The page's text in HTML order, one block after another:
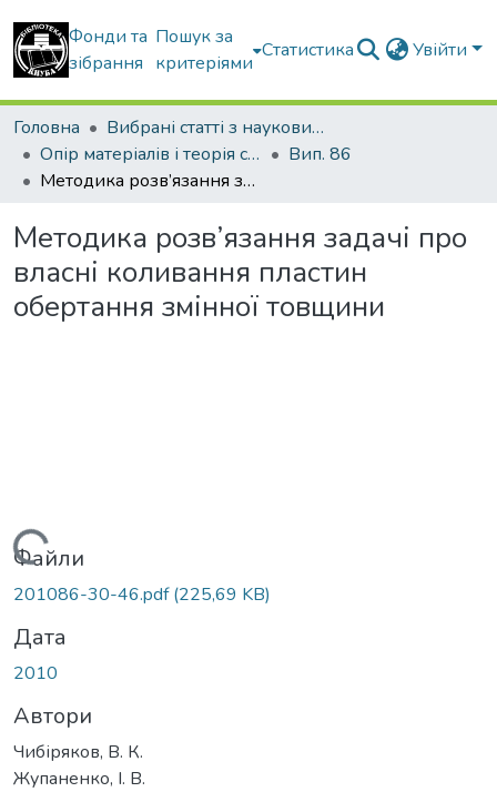
Фонди та
зібрання
Пошук за
критеріями
Статистика Увійти
Головна
Вибрані статті з наукових збірників КНУБА
Опір матеріалів і теорія споруд
Вип. 86
Методика розв’язання задачі про власні коливання пластин обертання змінної товщини
Методика розв’язання задачі про
власні коливання пластин
обертання змінної товщини
Вантажиться...
Файли
201086-30-46.pdf(225,69 KB)
Дата
2010
Автори
Чибіряков, В. К.
Жупаненко, І. В.